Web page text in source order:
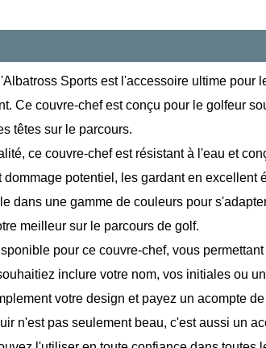
Sports est l'accessoire ultime pour
Ce couvre-chef est conçu pour le golfeur
têtes sur le parcours.
ce couvre-chef est résistant à l'eau et
potentiel, les gardant en excellent
dans une gamme de couleurs pour
meilleur sur le parcours de golf.
pour ce couvre-chef, vous
inclure votre nom, vos initiales ou
votre design et payez un acompte
n'est pas seulement beau, c'est aussi un